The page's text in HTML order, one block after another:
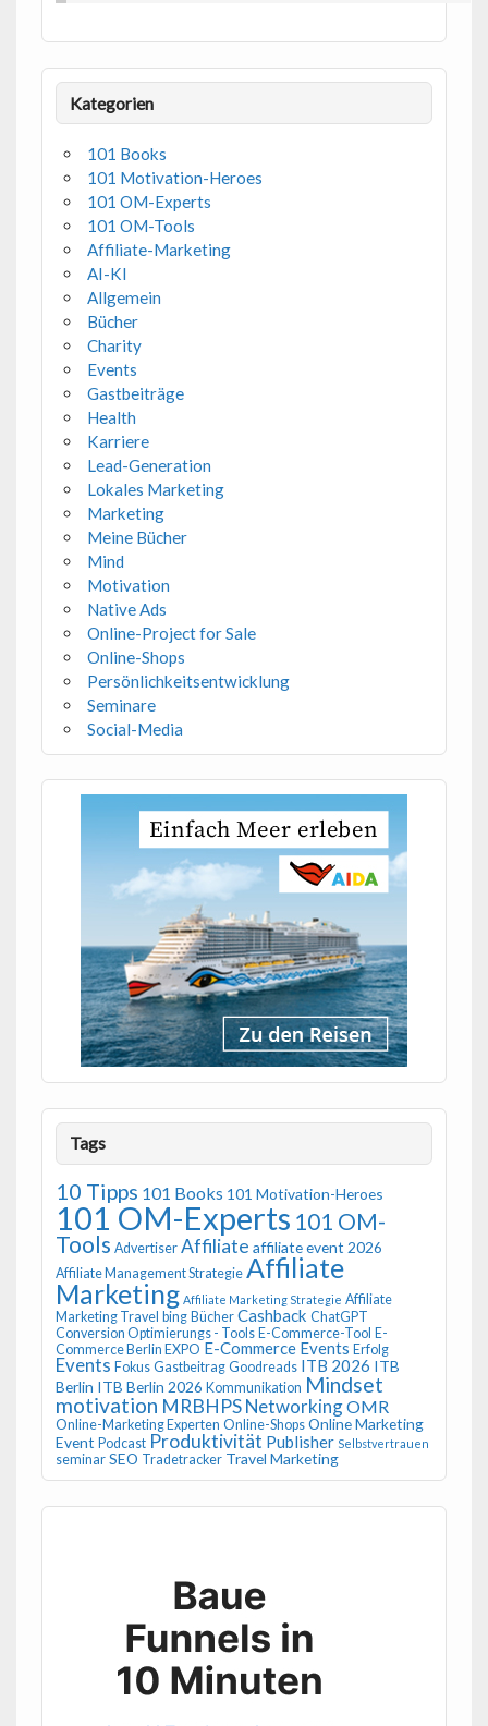
Kategorien
101 Books
101 Motivation-Heroes
101 OM-Experts
101 OM-Tools
Affiliate-Marketing
AI-KI
Allgemein
Bücher
Charity
Events
Gastbeiträge
Health
Karriere
Lead-Generation
Lokales Marketing
Marketing
Meine Bücher
Mind
Motivation
Native Ads
Online-Project for Sale
Online-Shops
Persönlichkeitsentwicklung
Seminare
Social-Media
Tags
10 Tipps 101 Books 101 Motivation-Heroes
101 OM-Experts 101 OM-
Tools Advertiser Affiliate affiliate event 2026
Affiliate Management Strategie Affiliate
Marketing Affiliate Marketing Strategie Affiliate
Marketing Travel bing Bücher Cashback ChatGPT
Conversion Optimierungs - Tools E-Commerce-Tool E-
Commerce Berlin EXPO E-Commerce Events Erfolg
Events Fokus Gastbeitrag Goodreads ITB 2026 ITB
Berlin ITB Berlin 2026 Kommunikation Mindset
motivation MRBHPSNetworkingOMR
Online-Marketing Experten Online-Shops Online Marketing
Event Podcast Produktivität Publisher Selbstvertrauen
seminar SEO Tradetracker Travel Marketing